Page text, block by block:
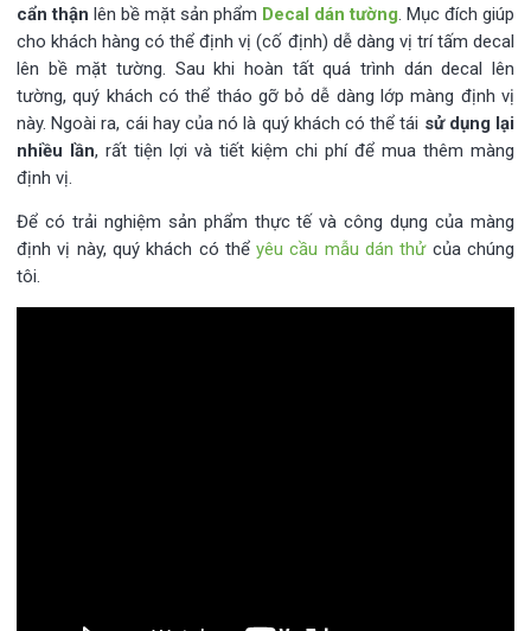
cẩn thận lên bề mặt sản phẩm Decal dán tường. Mục đích giúp
cho khách hàng có thể định vị (cố định) dễ dàng vị trí tấm decal
lên bề mặt tường. Sau khi hoàn tất quá trình dán decal lên
tường, quý khách có thể tháo gỡ bỏ dễ dàng lớp màng định vị
này. Ngoài ra, cái hay của nó là quý khách có thể tái sử dụng lại
nhiều lần, rất tiện lợi và tiết kiệm chi phí để mua thêm màng
định vị.
Để có trải nghiệm sản phẩm thực tế và công dụng của màng
định vị này, quý khách có thểyêu cầu mẫu dán thửcủa chúng
tôi.